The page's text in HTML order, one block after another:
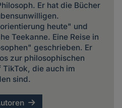
Er hat die Bücher
heute" und
Teekanne. Eine Reise in
geschrieben. Er
zur philosophischen
die auch im
sind.